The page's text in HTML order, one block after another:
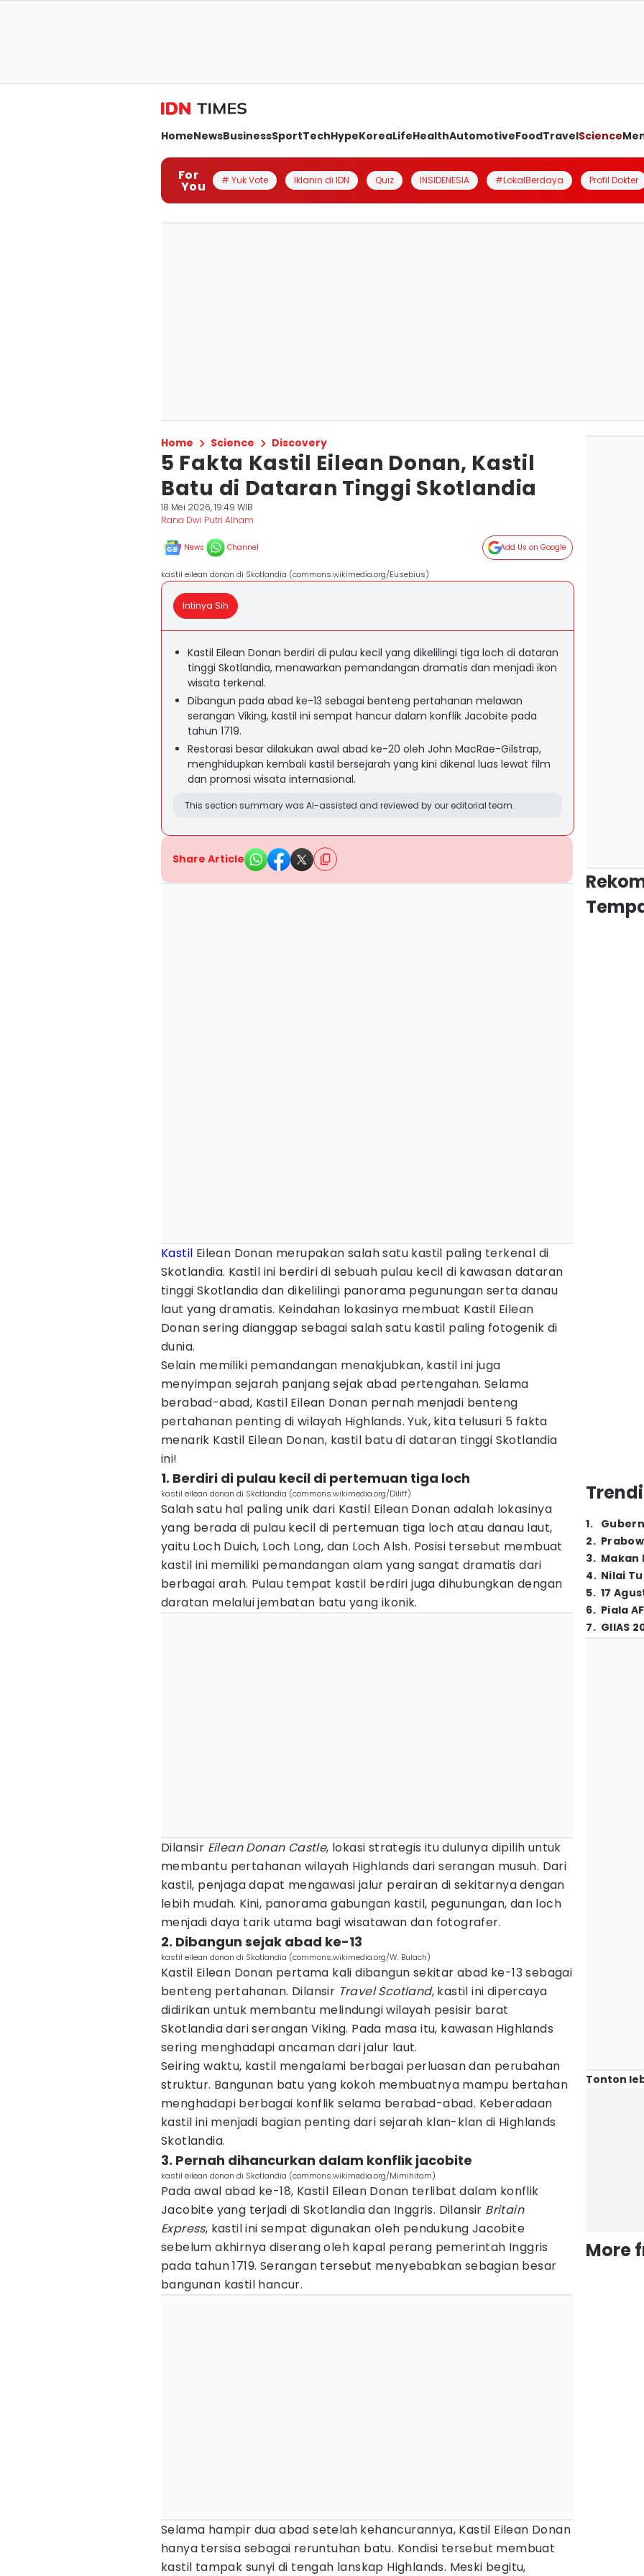
HomeNewsBusinessSportTechHypeKoreaLifeHealthAutomotiveFoodTravelScience
For
You # Yuk Vote Iklanin di IDN Quiz INSIDENESIA #LokalBerdaya Profil Dokter
Home Science Discovery
5 Fakta Kastil Eilean Donan, Kastil
Batu di Dataran Tinggi Skotlandia
18 Mei 2026, 19:49 WIB
Rana Dwi Putri Alham
News Channel Add Us on Google
kastil eilean donan di Skotlandia (commons.wikimedia.org/Eusebius)
Intinya Sih
Kastil Eilean Donan berdiri di pulau kecil yang dikelilingi tiga loch di dataran
tinggi Skotlandia, menawarkan pemandangan dramatis dan menjadi ikon
wisata terkenal.
Dibangun pada abad ke-13 sebagai benteng pertahanan melawan
serangan Viking, kastil ini sempat hancur dalam konflik Jacobite pada
tahun 1719.
Restorasi besar dilakukan awal abad ke-20 oleh John MacRae-Gilstrap,
menghidupkan kembali kastil bersejarah yang kini dikenal luas lewat film
dan promosi wisata internasional.
This section summary was AI-assisted and reviewed by our editorial team.
Share Article
Kastil Eilean Donan merupakan salah satu kastil paling terkenal di
Skotlandia. Kastil ini berdiri di sebuah pulau kecil di kawasan dataran
tinggi Skotlandia dan dikelilingi panorama pegunungan serta danau
laut yang dramatis. Keindahan lokasinya membuat Kastil Eilean
Donan sering dianggap sebagai salah satu kastil paling fotogenik di
dunia.
Selain memiliki pemandangan menakjubkan, kastil ini juga
menyimpan sejarah panjang sejak abad pertengahan. Selama
berabad-abad, Kastil Eilean Donan pernah menjadi benteng
pertahanan penting di wilayah Highlands. Yuk, kita telusuri 5 fakta
menarik Kastil Eilean Donan, kastil batu di dataran tinggi Skotlandia
ini!
1. Berdiri di pulau kecil di pertemuan tiga loch
kastil eilean donan di Skotlandia (commons.wikimedia.org/Diliff)
Salah satu hal paling unik dari Kastil Eilean Donan adalah lokasinya
yang berada di pulau kecil di pertemuan tiga loch atau danau laut,
yaitu Loch Duich, Loch Long, dan Loch Alsh. Posisi tersebut membuat
kastil ini memiliki pemandangan alam yang sangat dramatis dari
berbagai arah. Pulau tempat kastil berdiri juga dihubungkan dengan
daratan melalui jembatan batu yang ikonik.
Dilansir Eilean Donan Castle, lokasi strategis itu dulunya dipilih untuk
membantu pertahanan wilayah Highlands dari serangan musuh. Dari
kastil, penjaga dapat mengawasi jalur perairan di sekitarnya dengan
lebih mudah. Kini, panorama gabungan kastil, pegunungan, dan loch
menjadi daya tarik utama bagi wisatawan dan fotografer.
2. Dibangun sejak abad ke-13
kastil eilean donan di Skotlandia (commons.wikimedia.org/W. Bulach)
Kastil Eilean Donan pertama kali dibangun sekitar abad ke-13 sebagai
benteng pertahanan. Dilansir Travel Scotland, kastil ini dipercaya
didirikan untuk membantu melindungi wilayah pesisir barat
Skotlandia dari serangan Viking. Pada masa itu, kawasan Highlands
sering menghadapi ancaman dari jalur laut.
Seiring waktu, kastil mengalami berbagai perluasan dan perubahan
struktur. Bangunan batu yang kokoh membuatnya mampu bertahan
menghadapi berbagai konflik selama berabad-abad. Keberadaan
kastil ini menjadi bagian penting dari sejarah klan-klan di Highlands
Skotlandia.
3. Pernah dihancurkan dalam konflik jacobite
kastil eilean donan di Skotlandia (commons.wikimedia.org/Mimihitam)
Pada awal abad ke-18, Kastil Eilean Donan terlibat dalam konflik
Jacobite yang terjadi di Skotlandia dan Inggris. Dilansir Britain
Express, kastil ini sempat digunakan oleh pendukung Jacobite
sebelum akhirnya diserang oleh kapal perang pemerintah Inggris
pada tahun 1719. Serangan tersebut menyebabkan sebagian besar
bangunan kastil hancur.
Selama hampir dua abad setelah kehancurannya, Kastil Eilean Donan
hanya tersisa sebagai reruntuhan batu. Kondisi tersebut membuat
kastil tampak sunyi di tengah lanskap Highlands. Meski begitu,
1.
2.
3. Makan
4. Nilai
5. 17
6. Piala
7. GIIAS
Tonton
More